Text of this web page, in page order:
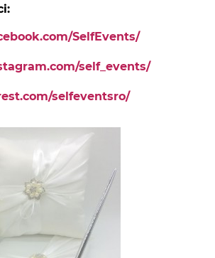
SelfEvents/
self_events/
selfeventsro/